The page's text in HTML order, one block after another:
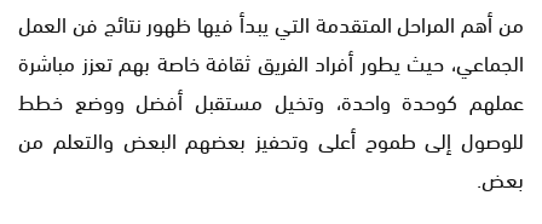
من أهم المراحل المتقدمة التي يبدأ فيها ظهور نتائج فن العمل
الجماعي، حيث يطور أفراد الفريق ثقافة خاصة بهم تعزز مباشرة
عملهم كوحدة واحدة، وتخيل مستقبل أفضل ووضع خطط
للوصول إلى طموح أعلى وتحفيز بعضهم البعض والتعلم من
بعض.